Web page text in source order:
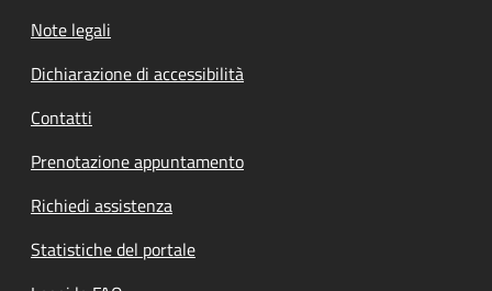
Note legali
Dichiarazione di accessibilità
Contatti
Prenotazione appuntamento
Richiedi assistenza
Statistiche del portale